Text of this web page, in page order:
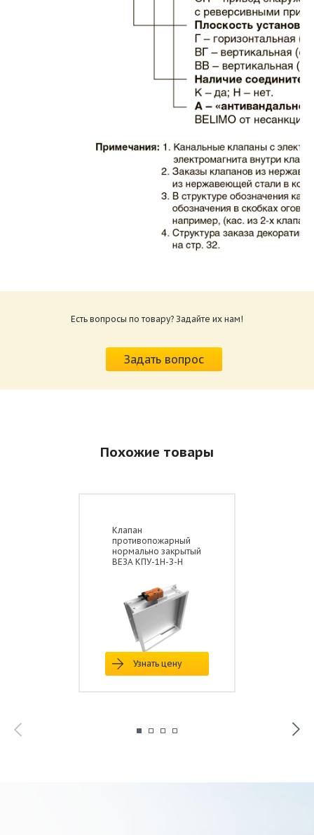
Схема конструкции дымового клапана
реверсивным/электромагнитным приводом
КЛАД-2.pdf
приводов КЛАД-2.pdf
Размер: 259.6 Кб
Есть вопросы по товару? Задайте их нам!
Задать вопрос
Похожие товары
Клапан
противопожарный
нормально закрытый
ВЕЗА КПУ-1Н-З-Н
Узнать цену